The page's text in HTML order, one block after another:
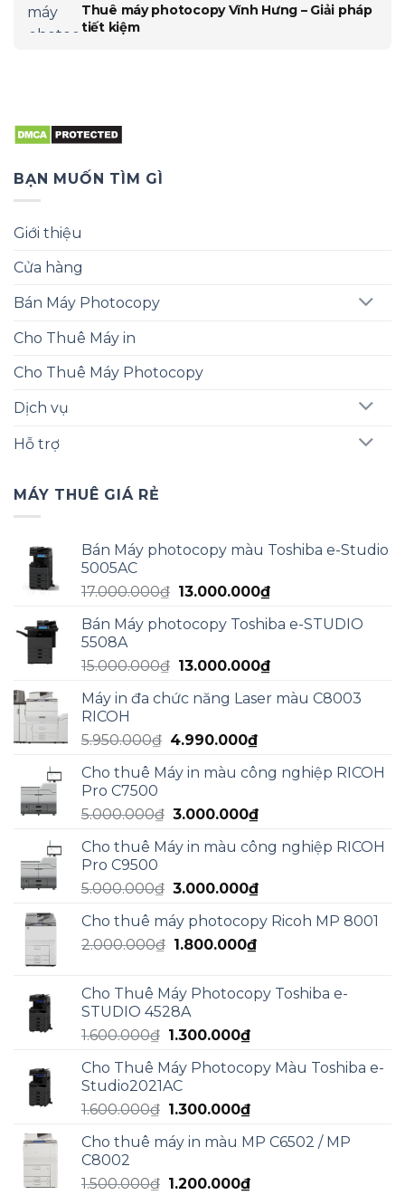
Thuê máy photocopy Vĩnh Hưng – Giải pháp
tiết kiệm
BẠN MUỐN TÌM GÌ
Giới thiệu
Cửa hàng
Bán Máy Photocopy
Cho Thuê Máy in
Cho Thuê Máy Photocopy
Dịch vụ
Hỗ trợ
MÁY THUÊ GIÁ RẺ
Bán Máy photocopy màu Toshiba e-Studio
5005AC
17.000.000₫ Giá
là:
13.000.000₫Giá
tại
13.000.000₫.
Bán Máy photocopy Toshiba e-STUDIO
5508A
15.000.000₫ Giá
là:
13.000.000₫Giá
tại
Máy in đa chức năng Laser màu C8003
RICOH
5.950.000₫ Giá
là:
4.990.000₫Giá
tại
4.990.000₫.
Cho thuê Máy in màu công nghiệp RICOH
Pro C7500
5.000.000₫ Giá
là:
3.000.000₫Giá
tại
3.000.000₫.
Cho thuê Máy in màu công nghiệp RICOH
Pro C9500
5.000.000₫ Giá
là:
5.000.000₫.
3.000.000₫Giá
tại
Cho thuê máy photocopy Ricoh MP 8001
2.000.000₫ Giá
2.000.000₫.
1.800.000₫Giá
là:
Cho Thuê Máy Photocopy Toshiba e-
STUDIO 4528A
1.600.000₫ Giá
là:
1.600.000₫.
1.300.000₫Giá
tại
1.300.000₫.
Cho Thuê Máy Photocopy Màu Toshiba e-
Studio2021AC
1.600.000₫ Giá
là:
1.300.000₫Giá
tại
1.300.000₫.
Cho thuê máy in màu MP C6502 / MP
C8002
1.500.000₫ Giá
1.200.000₫Giá